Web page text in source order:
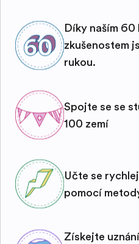
Díky naším 60
zkušenostem
rukou.
Spojte se se
100 zemí
Učte se
pomocí
Získejte